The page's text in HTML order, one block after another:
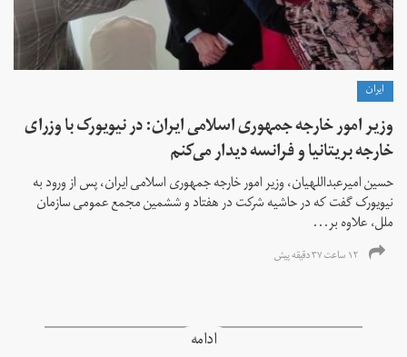
ايران
وزیر امور خارجه جمهوری اسلامی ایران: در نیویورک با وزرای
خارجه بریتانیا و فرانسه دیدار می‌کنم
حسین امیرعبداللهیان، وزیر امور خارجه جمهوری اسلامی ایران، پس از ورود به
نیویورک گفت که در حاشیه شرکت در هفتاد و ششمین مجمع عمومی سازمان
ملل، علاوه بر...
۱۲ ساعت ۳۷ دقیقه پیش
ادامه